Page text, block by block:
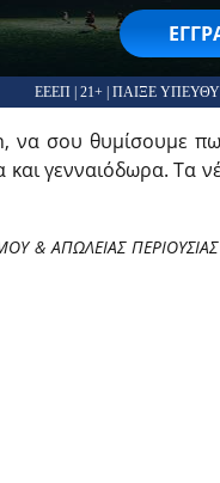
ΕΕΕΠ | 21+ | ΠΑΙΞΕ
να σου θυμίσουμε
γενναιόδωρα. Τα
& ΑΠΩΛΕΙΑΣ